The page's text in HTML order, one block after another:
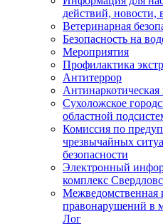
действий, новости,
Ветеринарная
Безопасность на
Мероприятия
Профилактика
Антитеррор
Антинаркотическая
Сухоложское
областной
Комиссия по
чрезвычайных
безопасности
Электронный
комплекс
Межведомственная
правонарушений в
Лог